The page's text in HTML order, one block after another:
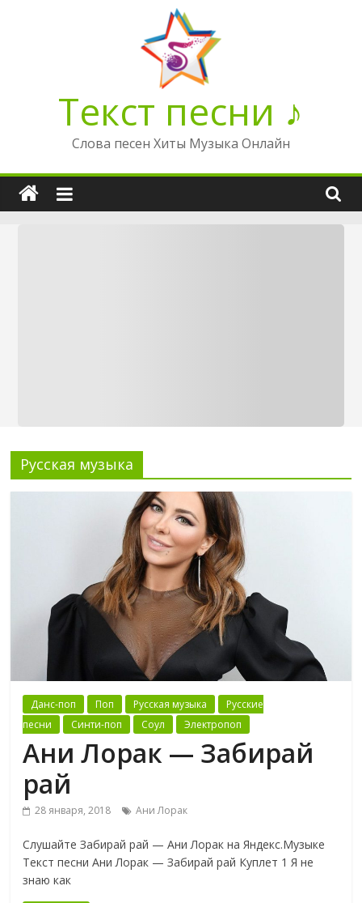
Текст песни ♪
Слова песен Хиты Музыка Онлайн
Русская музыка
Данс-поп Поп Русская музыка
Русские
песни
Синти-поп Соул Электропоп
Ани Лорак — Забирай
рай
28 января, 2018 Ани Лорак
Слушайте Забирай рай — Ани Лорак на Яндекс.Музыке
Текст песни Ани Лорак — Забирай рай Куплет 1 Я не
знаю как